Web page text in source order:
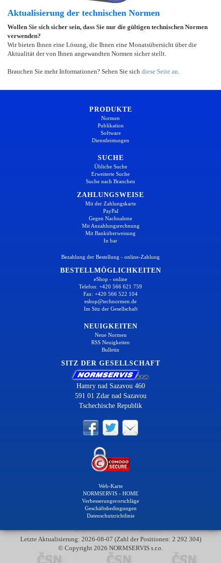
Aktualisierung der technischen Normen
Wollen Sie sich sicher sein, dass Sie nur die gültigen technischen Normen
verwenden?
Wir bieten Ihnen eine Lösung, die Ihnen eine Monatsübersicht über die
Aktualität der von Ihnen angewandten Normen sicher stellt.
Brauchen Sie mehr Informationen? Sehen Sie sich diese Seite an
PRODUKTE
Normen
Publikation
Software
Dienstleistungen
SUCHE
Übliche Suche
Erweiterte Suche
Suche nach Branchen
ZAHLUNGSWEISE
Mit der Zahlungskarte
PayPal
Gegen Nachnahme
Mit Anzahlungsrechnung
Mit Banküberweisung
In bar
Bezahlung der Bestellung - online-Zahlung
BESTELLMÖGLICHKEITEN
eShop - online
Telefon: +420 566 621 759
Fax: +420 566 522 104
eshop@technormen.de
Im Sitz der Gesellschaft
NEUIGKEITEN
Neue Normen
RSS Neuigkeiten
Bulletin
SITZ DER GESELLSCHAFT
Hamry nad Sazavou 460
591 01 Zdar nad Sazavou
Tschechische Republik
Web-Karte
NORMSERVIS - HOME
Verbesserungsvorschläge
Geschäftsbedingungen
Datenschutzrichtlinie
Letzte Aktualisierung: 2026-08-07 (Zahl der Positionen: 2 292 304)
© Copyright 2026 NORMSERVIS s.r.o.